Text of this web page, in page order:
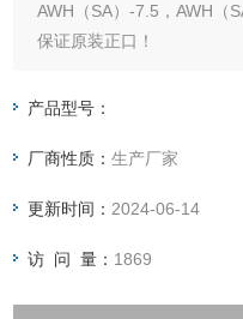
AWH（SA）-7.5，AWH（
保证原装正口！
产品型号：
厂商性质：生产厂家
更新时间： 2024-06-14
访 问 量： 1869